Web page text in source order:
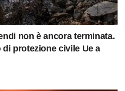
non è ancora terminata.
protezione civile Ue a